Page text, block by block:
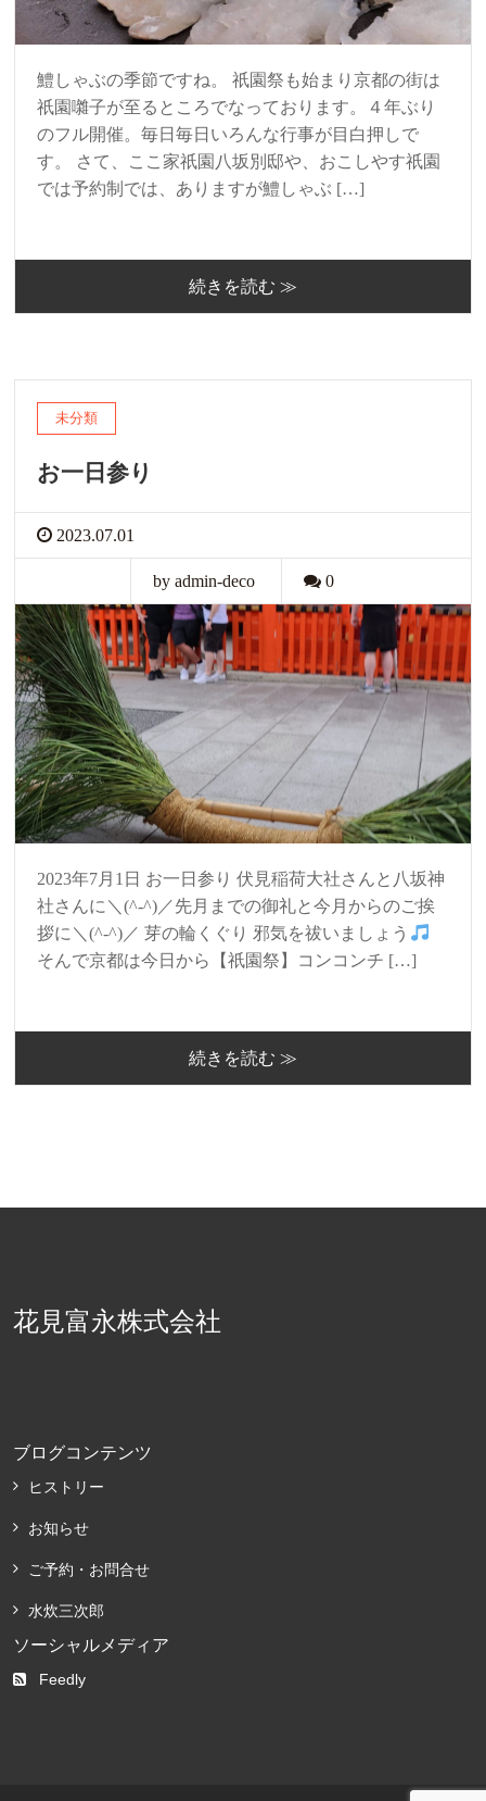
鱧しゃぶの季節ですね。 祇園祭も始まり京都の街は
祇園囃子が至るところでなっております。４年ぶり
のフル開催。毎日毎日いろんな行事が目白押しで
す。 さて、ここ家祇園八坂別邸や、おこしやす祇園
では予約制では、ありますが鱧しゃぶ […]
続きを読む ≫
未分類
お一日参り
2023.07.01
by admin-deco 0
2023年7月1日 お一日参り 伏見稲荷大社さんと八坂神
社さんに＼(^-^)／先月までの御礼と今月からのご挨
拶に＼(^-^)／ 芽の輪くぐり 邪気を祓いましょう
そんで京都は今日から【祇園祭】コンコンチ […]
続きを読む ≫
花見富永株式会社
ブログコンテンツ
ヒストリー
お知らせ
ご予約・お問合せ
水炊三次郎
ソーシャルメディア
Feedly